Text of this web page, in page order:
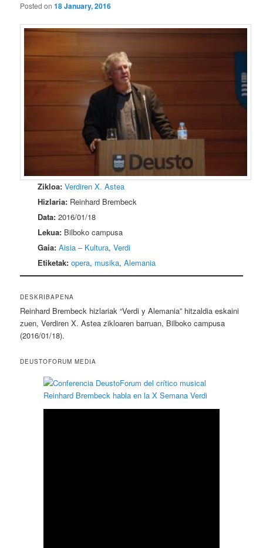
Posted on18 January, 2016
Zikloa: Verdiren X. Astea
Hizlaria: Reinhard Brembeck
Data: 2016/01/18
Lekua: Bilboko campusa
Gaia: Aisia – Kultura,Verdi
Etiketak: opera, musika,Alemania
DESKRIBAPENA
Reinhard Brembeck hizlariak “Verdi y Alemania” hitzaldia eskaini
zuen, Verdiren X. Astea zikloaren barruan, Bilboko campusa
(2016/01/18).
DEUSTOFORUM MEDIA